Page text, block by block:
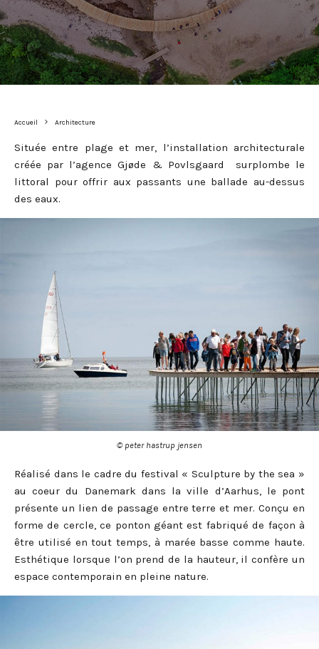
Accueil Architecture
Située entre plage et mer, l’installation architecturale
créée par l’agence Gjøde & Povlsgaard surplombe le
littoral pour offrir aux passants une ballade au-dessus
des eaux.
© peter hastrup jensen
Réalisé dans le cadre du festival « Sculpture by the sea »
au coeur du Danemark dans la ville d’Aarhus, le pont
présente un lien de passage entre terre et mer. Conçu en
forme de cercle, ce ponton géant est fabriqué de façon à
être utilisé en tout temps, à marée basse comme haute.
Esthétique lorsque l’on prend de la hauteur, il confère un
espace contemporain en pleine nature.